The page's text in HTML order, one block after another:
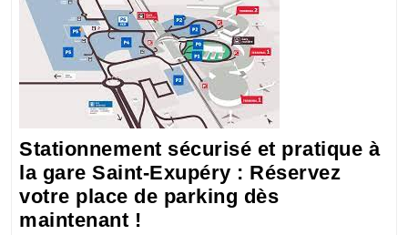
de
Lyon
Stationnement sécurisé et pratique à
la gare Saint-Exupéry : Réservez
votre place de parking dès
maintenant !